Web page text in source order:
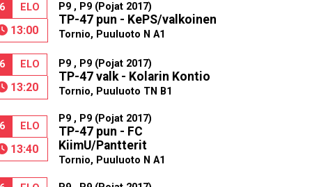
ELO
13:00
P9 , P9 (Pojat 2017)
TP-47 pun - KePS/valkoinen
Tornio, Puuluoto N A1
ELO
13:20
P9 , P9 (Pojat 2017)
TP-47 valk - Kolarin Kontio
Tornio, Puuluoto TN B1
ELO
13:40
P9 , P9 (Pojat 2017)
TP-47 pun - FC
KiimU/Pantterit
Tornio, Puuluoto N A1